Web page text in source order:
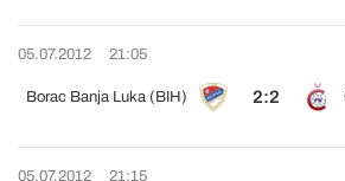
05.07.2012 21:05
Borac Banja Luka (BIH) 2:2
05.07.2012 21:15